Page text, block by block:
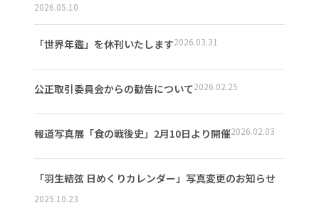
2026.05.10
「世界年鑑」を休刊いたします2026.03.31
公正取引委員会からの勧告について2026.02.25
報道写真展「食の戦後史」2月10日より開催2026.02.03
「羽生結弦 日めくりカレンダー」写真変更のお知らせ
2025.10.23